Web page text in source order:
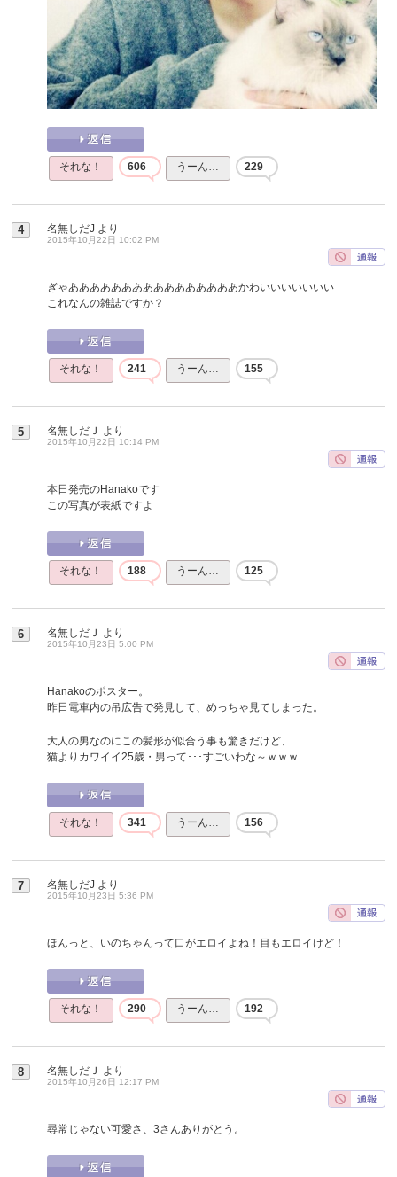
それな！ 606 うーん… 229
4 名無しだJ より
2015年10月22日 10:02 PM
ぎゃああああああああああああああああかわいいいいいいい
これなんの雑誌ですか？
それな！ 241 うーん… 155
5 名無しだＪ より
2015年10月22日 10:14 PM
本日発売のHanakoです
この写真が表紙ですよ
それな！ 188 うーん… 125
6 名無しだＪ より
2015年10月23日 5:00 PM
Hanakoのポスター。
昨日電車内の吊広告で発見して、めっちゃ見てしまった。
大人の男なのにこの髪形が似合う事も驚きだけど、
猫よりカワイイ25歳・男って･･･すごいわな～ｗｗｗ
それな！ 341 うーん… 156
7 名無しだJ より
2015年10月23日 5:36 PM
ほんっと、いのちゃんって口がエロイよね！目もエロイけど！
それな！ 290 うーん… 192
8 名無しだＪ より
2015年10月26日 12:17 PM
尋常じゃない可愛さ、3さんありがとう。